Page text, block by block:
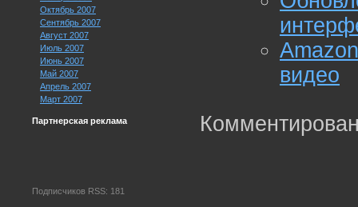
Октябрь 2007
Сентябрь 2007
Август 2007
Июль 2007
Июнь 2007
Май 2007
Апрель 2007
Март 2007
Партнерская реклама
Подписчиков RSS: 181
видео